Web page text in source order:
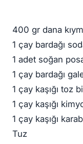
400 gr dana
1 çay bardağı
1 adet soğan
1 çay bardağı
1 çay kaşığı toz
1 çay kaşığı
1 çay kaşığı
Tuz